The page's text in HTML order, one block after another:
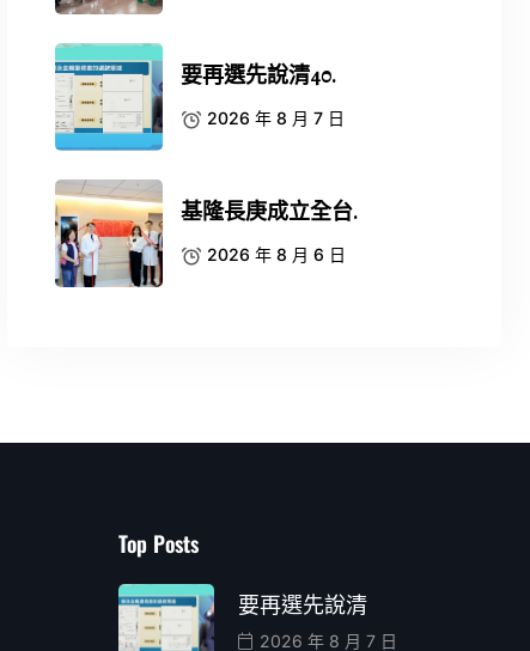
要再選先說清40.
2026 年 8 月 7 日
基隆長庚成立全台.
2026 年 8 月 6 日
Top Posts
要再選先說清
2026 年 8 月 7 日